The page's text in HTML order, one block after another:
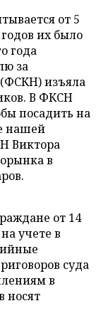
от 5
их было
года
за
изъяла
В ФКСН
посадить на
нашей
Виктора
в
от 14
учете в
суда
в
носят